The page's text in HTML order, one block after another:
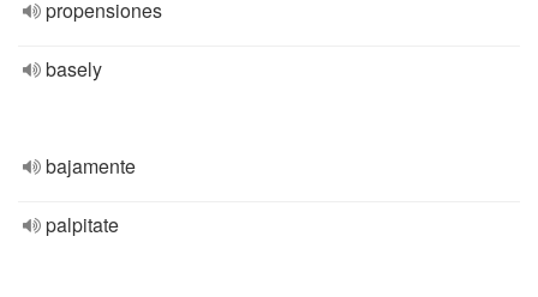
propensiones
basely
bajamente
palpitate